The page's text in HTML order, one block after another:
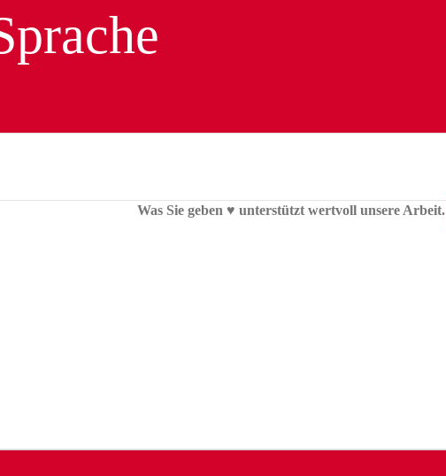
Was Sie geben ♥︎ unterstützt wertvoll unsere Arbeit.